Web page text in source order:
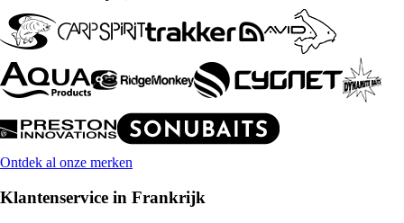
Ontdek al onze merken
Klantenservice in Frankrijk